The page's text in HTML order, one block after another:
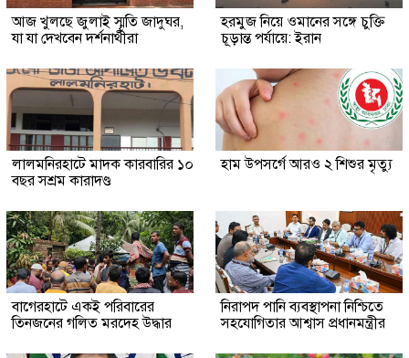
আজ খুলছে জুলাই স্মৃতি জাদুঘর,
যা যা দেখবেন দর্শনার্থীরা
হরমুজ নিয়ে ওমানের সঙ্গে চুক্তি
চূড়ান্ত পর্যায়ে: ইরান
লালমনিরহাটে মাদক কারবারির ১০
বছর সশ্রম কারাদণ্ড
হাম উপসর্গে আরও ২ শিশুর মৃত্যু
‎বাগেরহাটে একই পরিবারের
তিনজনের গলিত মরদেহ উদ্ধার
নিরাপদ পানি ব্যবস্থাপনা নিশ্চিতে
সহযোগিতার আশ্বাস প্রধানমন্ত্রীর